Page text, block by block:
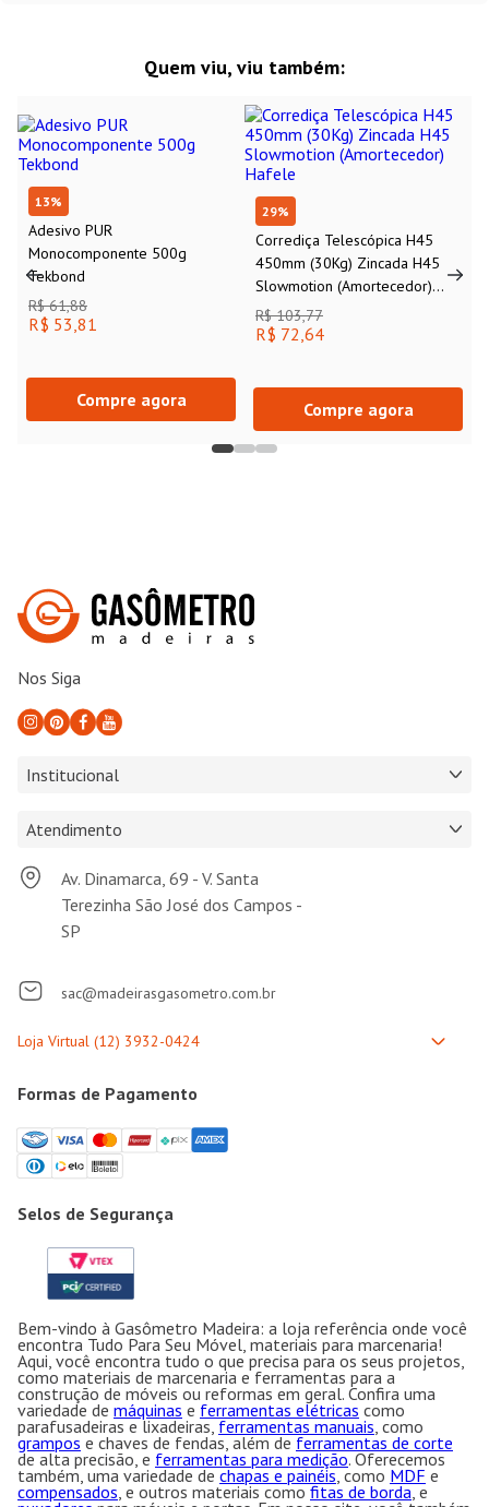
Quem viu, viu também:
13%
Adesivo PUR
Monocomponente 500g
Tekbond
R$ 61,88
R$ 53,81
Compre agora
29%
Corrediça Telescópica H45
450mm (30Kg) Zincada H45
Slowmotion (Amortecedor)
Hafele
R$ 103,77
R$ 72,64
Compre agora
Nos Siga
Institucional
Atendimento
Av. Dinamarca, 69 - V. Santa
Terezinha São José dos Campos -
SP
sac@madeirasgasometro.com.br
Formas de Pagamento
Selos de Segurança
Bem-vindo à Gasômetro Madeira: a loja referência onde você
encontra Tudo Para Seu Móvel, materiais para marcenaria!
Aqui, você encontra tudo o que precisa para os seus projetos,
como materiais de marcenaria e ferramentas para a
construção de móveis ou reformas em geral. Confira uma
variedade de máquinas e ferramentas elétricas como
parafusadeiras e lixadeiras, ferramentas manuais, como
grampos e chaves de fendas, além de ferramentas de corte
de alta precisão, e ferramentas para medição. Oferecemos
também, uma variedade de chapas e painéis, como MDF e
compensados, e outros materiais como fitas de borda, e